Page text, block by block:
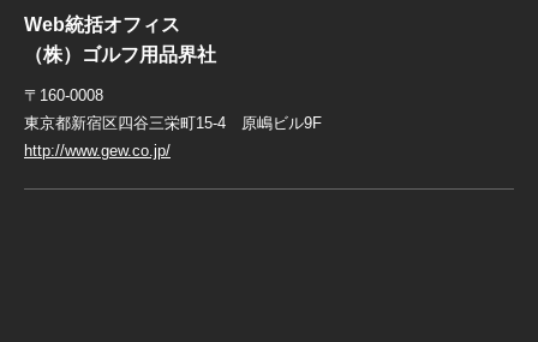
Web統括オフィス
（株）ゴルフ用品界社
〒160-0008
東京都新宿区四谷三栄町15-4 原嶋ビル9F
http://www.gew.co.jp/